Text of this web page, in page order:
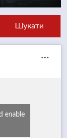
enable